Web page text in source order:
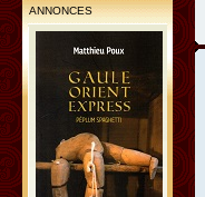
ANNONCES